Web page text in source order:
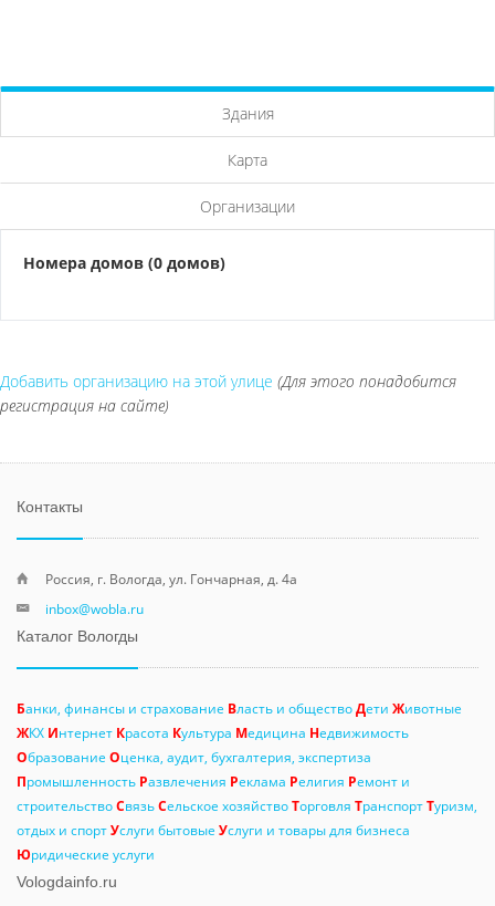
Здания
Карта
Организации
Номера домов (0 домов)
Добавить организацию на этой улице (Для этого понадобится
регистрация на сайте)
Контакты
Россия, г. Вологда, ул. Гончарная, д. 4а
inbox@wobla.ru
Каталог Вологды
Банки, финансы и страхование Власть и обществоДети Животные
ЖКХ Интернет Красота Культура Медицина Недвижимость
Образование Оценка, аудит, бухгалтерия, экспертиза
Промышленность Развлечения Реклама Религия Ремонт и
строительствоСвязьСельское хозяйствоТорговля ТранспортТуризм,
отдых и спортУслуги бытовые Услуги и товары для бизнеса
Юридические услуги
Vologdainfo.ru